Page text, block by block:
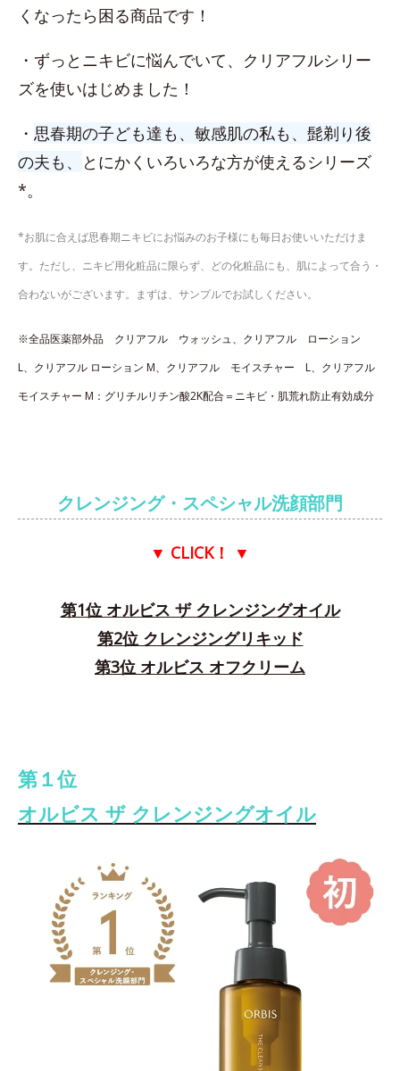
くなったら困る商品です！
・ずっとニキビに悩んでいて、クリアフルシリー
ズを使いはじめました！
・ 思春期の子ども達も、敏感肌の私も、髭剃り後
の夫も、
とにかくいろいろな方が使えるシリーズ
*。
*お肌に合えば思春期ニキビにお悩みのお子様にも毎日お使いいただけま
す。ただし、ニキビ用化粧品に限らず、どの化粧品にも、肌によって合う・
合わないがございます。まずは、サンプルでお試しください。
※全品医薬部外品 クリアフル ウォッシュ、​クリアフル ローション
L、​クリアフル ローション M、クリアフル モイスチャー L、クリアフル
モイスチャー M：グリチルリチン酸2K配合＝ニキビ・肌荒れ防止有効成分
クレンジング・スペシャル洗顔部門
▼ CLICK！ ▼
第1位 オルビス ザ クレンジングオイル
第2位 クレンジングリキッド
第3位 オルビス オフクリーム
第１位
オルビス ザ クレンジングオイル